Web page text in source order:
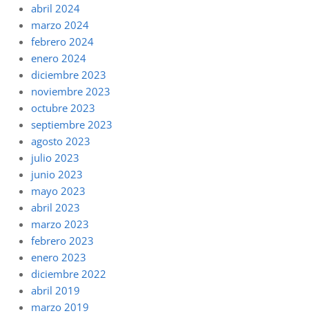
abril 2024
marzo 2024
febrero 2024
enero 2024
diciembre 2023
noviembre 2023
octubre 2023
septiembre 2023
agosto 2023
julio 2023
junio 2023
mayo 2023
abril 2023
marzo 2023
febrero 2023
enero 2023
diciembre 2022
abril 2019
marzo 2019